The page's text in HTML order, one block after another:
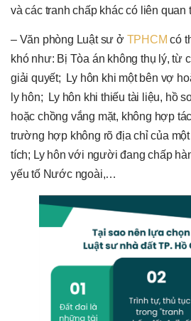
và các tranh chấp khác có liên quan
– Văn phòng Luật sư ở TPHCM có
khó như: Bị Tòa án không thụ lý, từ
giải quyết; Ly hôn khi một bên vợ
ly hôn; Ly hôn khi thiếu tài liệu, hồ
hoặc chồng vắng mặt, không hợp
trường hợp không rõ địa chỉ của
tích; Ly hôn với người đang chấp
yếu tố Nước ngoài,…